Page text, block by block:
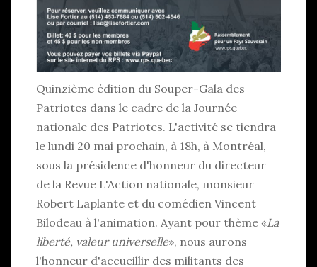
Quinzième édition du Souper-Gala des
Patriotes dans le cadre de la Journée
nationale des Patriotes. L'activité se tiendra
le lundi 20 mai prochain, à 18h, à Montréal,
sous la présidence d'honneur du directeur
de la Revue L'Action nationale, monsieur
Robert Laplante et du comédien Vincent
Bilodeau à l'animation. Ayant pour thème «La
liberté, valeur universelle», nous aurons
l'honneur d'accueillir des militants des